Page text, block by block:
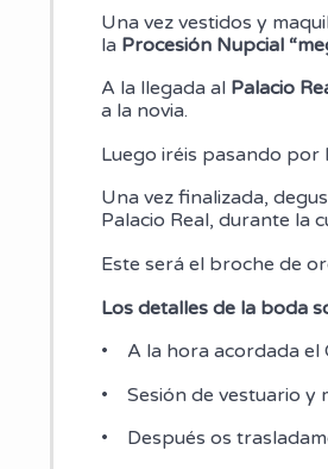
Una vez vestidos y
la Procesión Nupcial
A la llegada al Palacio
a la novia.
Luego iréis pasando por
Una vez finalizada,
Palacio Real, durante la
Este será el broche de
Los detalles de la boda
• A la hora acordada el
• Sesión de vestuario y
• Después os